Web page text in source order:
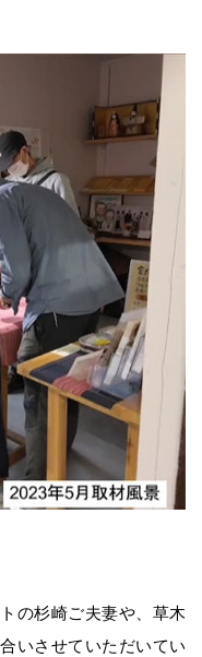
内
の杉崎ご夫妻や、草木
いさせていただいてい